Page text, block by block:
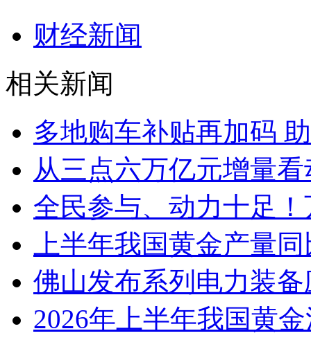
财经新闻
相关新闻
多地购车补贴再加码
从三点六万亿元增量
全民参与、动力十足
上半年我国黄金产量
佛山发布系列电力装
2026年上半年我国黄